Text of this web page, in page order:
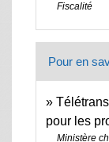
Fiscalité
Pour en
pour les
Ministère